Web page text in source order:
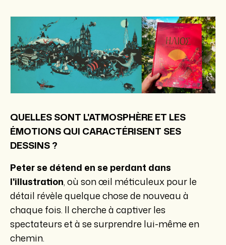
QUELLES SONT L'ATMOSPHÈRE ET LES
ÉMOTIONS QUI CARACTÉRISENT SES
DESSINS ?
Peter se détend en se perdant dans
l'illustration, où son œil méticuleux pour le
détail révèle quelque chose de nouveau à
chaque fois. Il cherche à captiver les
spectateurs et à se surprendre lui-même en
chemin.